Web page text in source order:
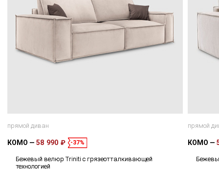
прямой диван
КОМО 58 990 ₽ -37%
Бежевый велюр Triniti с грязеотталкивающей
технологией
прямой
КОМО